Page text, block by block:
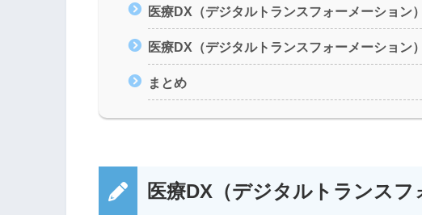
医療DX（デジタルトランスフォーメーション
医療DX（デジタルトランスフォーメーション
まとめ
医療DX（デジタルトランス